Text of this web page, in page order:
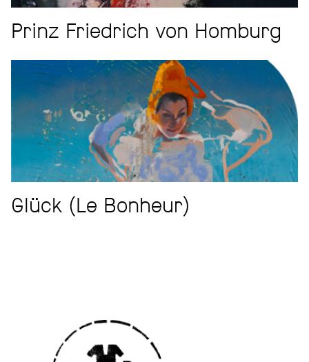
Prinz Friedrich von Homburg
Glück (Le Bonheur)